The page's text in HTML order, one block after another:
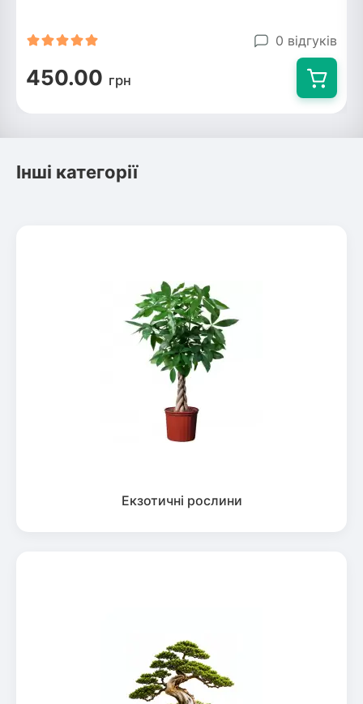
Рослини що в'ються
Жимолость декоративна
0 відгуків
450.00 грн
Інші категорії
Екзотичні рослини